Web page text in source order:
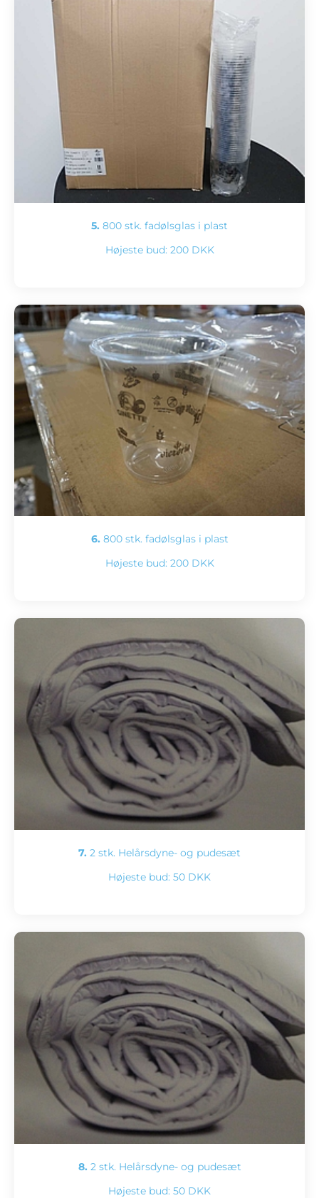
5. 800 stk. fadølsglas i plast
Højeste bud: 200 DKK
6. 800 stk. fadølsglas i plast
Højeste bud: 200 DKK
7. 2 stk. Helårsdyne- og pudesæt
Højeste bud: 50 DKK
8. 2 stk. Helårsdyne- og pudesæt
Højeste bud: 50 DKK